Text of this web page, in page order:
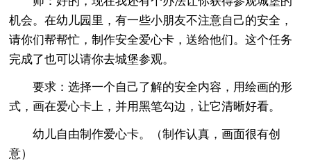
机会。在幼儿园里，有一些小朋友不注意自己的安全，
请你们帮帮忙，制作安全爱心卡，送给他们。这个任务
完成了也可以请你去城堡参观。
要求：选择一个自己了解的安全内容，用绘画的形
式，画在爱心卡上，并用黑笔勾边，让它清晰好看。
幼儿自由制作爱心卡。（制作认真，画面很有创
意）